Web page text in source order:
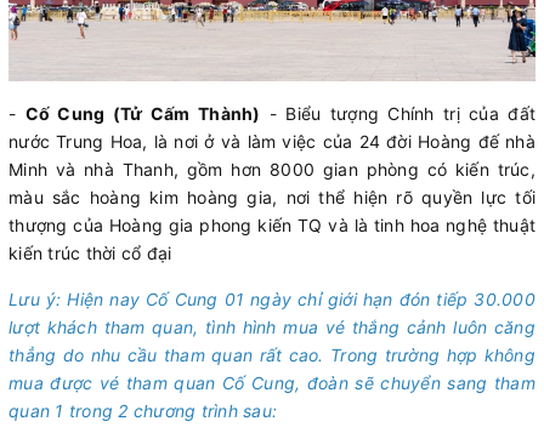
- Cố Cung (Tử Cấm Thành) - Biểu tượng Chính trị của đất
nước Trung Hoa, là nơi ở và làm việc của 24 đời Hoàng đế nhà
Minh và nhà Thanh, gồm hơn 8000 gian phòng có kiến trúc,
màu sắc hoàng kim hoàng gia, nơi thể hiện rõ quyền lực tối
thượng của Hoàng gia phong kiến TQ và là tinh hoa nghệ thuật
kiến trúc thời cổ đại
Lưu ý: Hiện nay Cố Cung 01 ngày chỉ giới hạn đón tiếp 30.000
lượt khách tham quan, tình hình mua vé thắng cảnh luôn căng
thẳng do nhu cầu tham quan rất cao. Trong trường hợp không
mua được vé tham quan Cố Cung, đoàn sẽ chuyển sang tham
quan 1 trong 2 chương trình sau: